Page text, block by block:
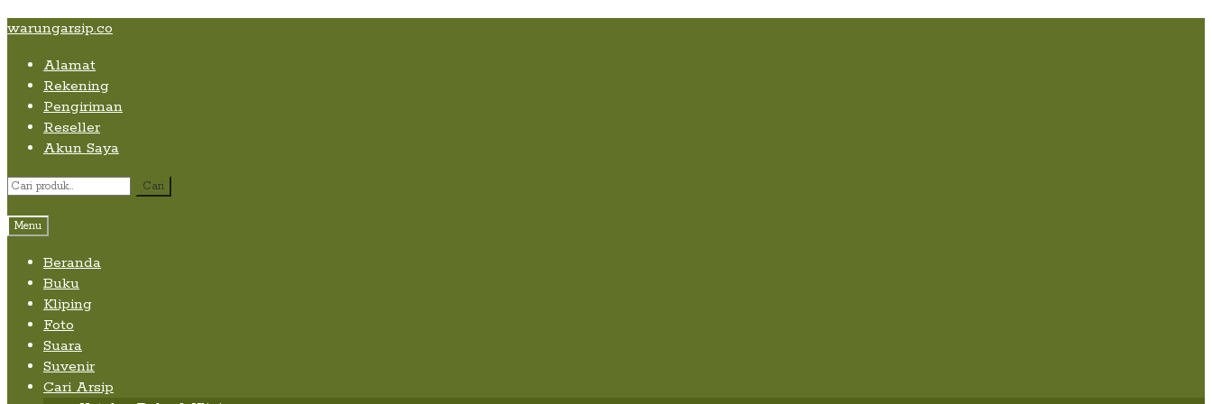
Skip
content
Skip
navigation
Skip
content
warungarsip.co
Alamat
Rekening
Pengiriman
Reseller
Akun Saya
Pencarian
Cari
Menu
Beranda
Buku
Kliping
Foto
Suara
Suvenir
Cari Arsip